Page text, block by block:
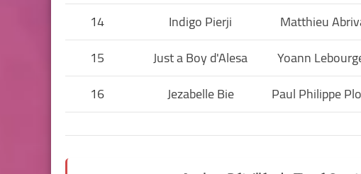
14
Indigo Pierji Matthieu
15
Just a Boy d'Alesa Yoann
16
Jezabelle Bie Paul Philippe